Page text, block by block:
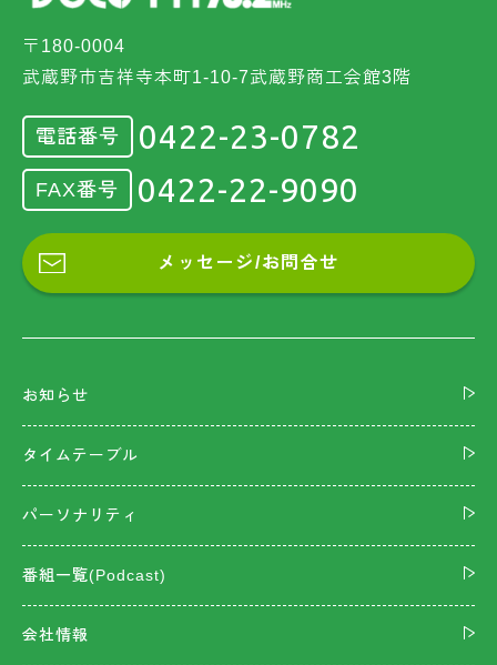
〒180-0004
武蔵野市吉祥寺本町1-10-7武蔵野商工会館3階
電話番号 0422-23-0782
FAX番号 0422-22-9090
メッセージ/お問合せ
お知らせ
タイムテーブル
パーソナリティ
番組一覧(Podcast)
会社情報